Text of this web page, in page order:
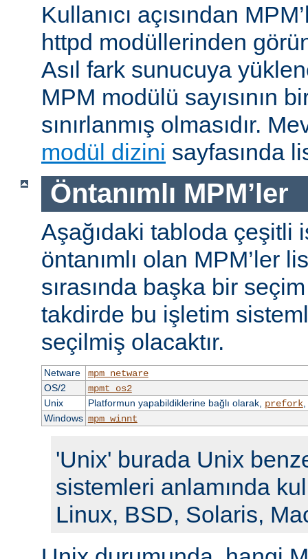
Kullanıcı açısından
httpd modüllerinden
Asıl fark sunucuya
MPM modülü sayısının
sınırlanmış olmasıdır.
modül dizini sayfasında
Öntanımlı MPM’ler
Aşağıdaki tabloda çeşitli
öntanımlı olan MPM’ler
sırasında başka bir seçim
takdirde bu işletim
seçilmiş olacaktır.
Netware
mpm_netware
OS/2
mpmt_os2
Unix
Platformun yapabildiklerine bağlı olarak, prefork,
Windows mpm_winnt
'Unix' burada Unix
sistemleri anlamında
Linux, BSD, Solaris,